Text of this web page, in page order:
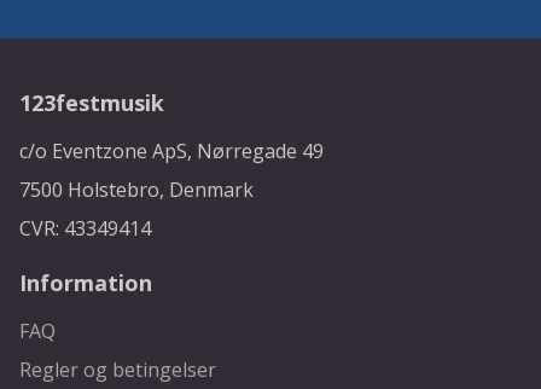
123festmusik
c/o Eventzone ApS, Nørregade 49
7500 Holstebro, Denmark
CVR: 43349414
Information
FAQ
Regler og betingelser